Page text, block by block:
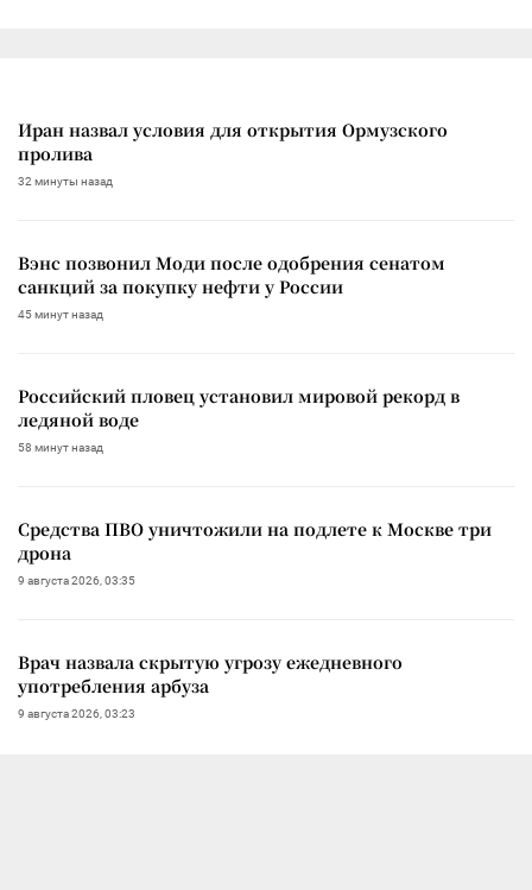
Иран назвал условия для открытия Ормузского
пролива
32 минуты назад
Вэнс позвонил Моди после одобрения сенатом
санкций за покупку нефти у России
45 минут назад
Российский пловец установил мировой рекорд в
ледяной воде
58 минут назад
Средства ПВО уничтожили на подлете к Москве три
дрона
9 августа 2026, 03:35
Врач назвала скрытую угрозу ежедневного
употребления арбуза
9 августа 2026, 03:23